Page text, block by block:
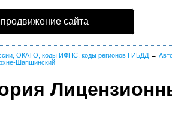
сайта
ОКАТО, коды ИФНС, коды регионов ГИБДД →
Шапшинский